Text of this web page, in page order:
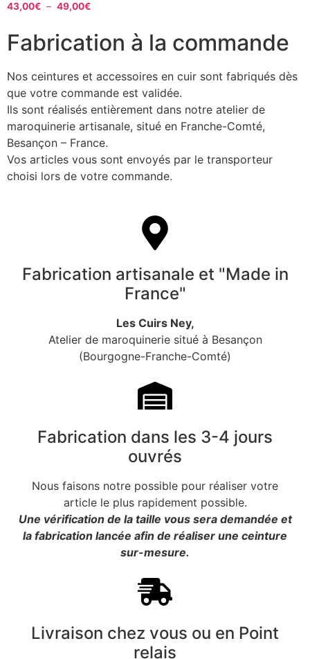
43,00€ – 49,00€
Fabrication à la commande
Nos ceintures et accessoires en cuir sont fabriqués dès
que votre commande est validée.
Ils sont réalisés entièrement dans notre atelier de
maroquinerie artisanale, situé en Franche-Comté,
Besançon – France.
Vos articles vous sont envoyés par le transporteur
choisi lors de votre commande.
Fabrication artisanale et "Made in
France"
Les Cuirs Ney,
Atelier de maroquinerie situé à Besançon
(Bourgogne-Franche-Comté)
Fabrication dans les 3-4 jours
ouvrés
Nous faisons notre possible pour réaliser votre
article le plus rapidement possible.
Une vérification de la taille vous sera demandée et
la fabrication lancée afin de réaliser une ceinture
sur-mesure.
Livraison chez vous ou en Point
relais